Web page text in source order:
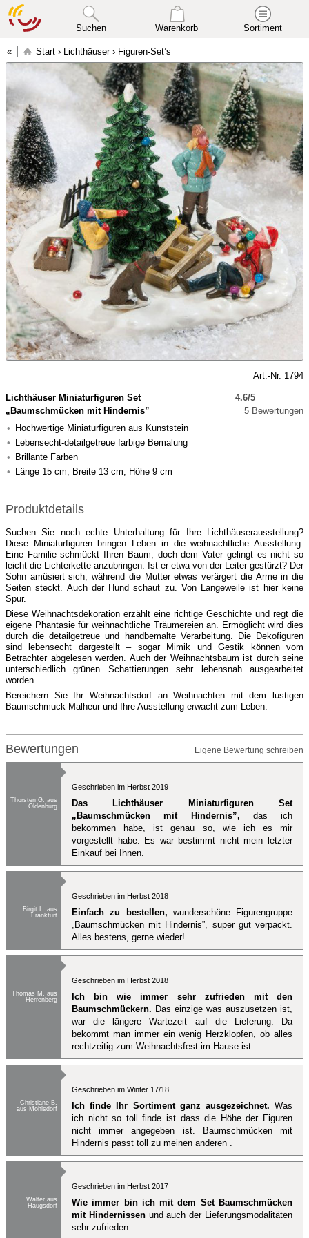
Suchen Warenkorb Sortiment
Start › Lichthäuser› Figuren-Set’s
Art.-Nr. 1794
Lichthäuser Miniaturfiguren Set
„Baumschmücken mit Hindernis”
Hochwertige Miniaturfiguren aus Kunststein
Lebensecht-detailgetreue farbige Bemalung
Brillante Farben
Länge 15 cm, Breite 13 cm, Höhe 9 cm
4.6/5
5 Bewertungen
Produktdetails
Suchen Sie noch echte Unterhaltung für Ihre Lichthäuserausstellung?
Diese Miniaturfiguren bringen Leben in die weihnachtliche Ausstellung.
Eine Familie schmückt Ihren Baum, doch dem Vater gelingt es nicht so
leicht die Lichterkette anzubringen. Ist er etwa von der Leiter gestürzt? Der
Sohn amüsiert sich, während die Mutter etwas verärgert die Arme in die
Seiten steckt. Auch der Hund schaut zu. Von Langeweile ist hier keine
Spur.
Diese Weihnachtsdekoration erzählt eine richtige Geschichte und regt die
eigene Phantasie für weihnachtliche Träumereien an. Ermöglicht wird dies
durch die detailgetreue und handbemalte Verarbeitung. Die Dekofiguren
sind lebensecht dargestellt – sogar Mimik und Gestik können vom
Betrachter abgelesen werden. Auch der Weihnachtsbaum ist durch seine
unterschiedlich grünen Schattierungen sehr lebensnah ausgearbeitet
worden.
Bereichern Sie Ihr Weihnachtsdorf an Weihnachten mit dem lustigen
Baumschmuck-Malheur und Ihre Ausstellung erwacht zum Leben.
Bewertungen Eigene Bewertung schreiben
Thorsten G. aus
Oldenburg
Geschrieben im Herbst 2019
Das Lichthäuser Miniaturfiguren Set
„Baumschmücken mit Hindernis”, das ich
bekommen habe, ist genau so, wie ich es mir
vorgestellt habe. Es war bestimmt nicht mein letzter
Einkauf bei Ihnen.
Birgit L. aus
Frankfurt
Geschrieben im Herbst 2018
Einfach zu bestellen, wunderschöne Figurengruppe
„Baumschmücken mit Hindernis”, super gut verpackt.
Alles bestens, gerne wieder!
Thomas M. aus
Herrenberg
Geschrieben im Herbst 2018
Ich bin wie immer sehr zufrieden mit den
Baumschmückern. Das einzige was auszusetzen ist,
war die längere Wartezeit auf die Lieferung. Da
bekommt man immer ein wenig Herzklopfen, ob alles
rechtzeitig zum Weihnachtsfest im Hause ist.
Christiane B.
aus Mohlsdorf
Geschrieben im Winter 17/18
Ich finde Ihr Sortiment ganz ausgezeichnet. Was
ich nicht so toll finde ist dass die Höhe der Figuren
nicht immer angegeben ist. Baumschmücken mit
Hindernis passt toll zu meinen anderen .
Walter aus
Haugsdorf
Geschrieben im Herbst 2017
Wie immer bin ich mit dem Set Baumschmücken
mit Hindernissen und auch der Lieferungsmodalitäten
sehr zufrieden.